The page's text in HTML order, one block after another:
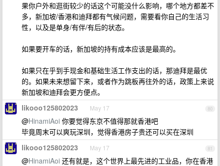
果你户外和逛街较少的话这个可能没什么影响，哪个地方都差不
多，新加坡/香港和迪拜都有气候问题，需要看你自己的生活习
性，以及是单身/有伴/有后的状态。
如果要开车的话，新加坡的持有成本应该是最高的。
如果只在乎到手现金和基础生活工作支出的话，那迪拜是最优
的。如果未来想留下来，或者作为跳板再往外的话，政策上来说
新加坡和迪拜会更方便点。
80
likooo125802023 May 17
@HinamiAoi 你要觉得东京不值得那就香港吧
毕竟周末可以爽玩深圳，觉得香港房子贵还可以买在深圳
81
likooo125802023 May 17
@HinamiAoi 还有就是，这个世界上最先进的工业品，你在香港